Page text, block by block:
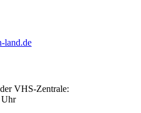
land.de
VHS-Zentrale:
Uhr